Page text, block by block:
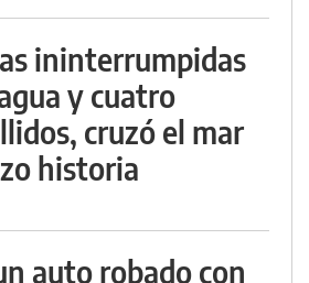
ininterrumpidas
y cuatro
cruzó el mar
historia
auto robado con